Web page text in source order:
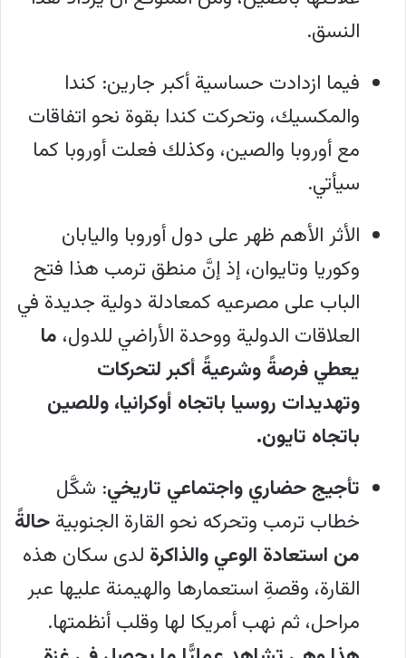
النسق.
فيما ازدادت حساسية أكبر جارين: كندا
والمكسيك، وتحركت كندا بقوة نحو اتفاقات
مع أوروبا والصين، وكذلك فعلت أوروبا كما
سيأتي.
الأثر الأهم ظهر على دول أوروبا واليابان
وكوريا وتايوان، إذ إنَّ منطق ترمب هذا فتح
الباب على مصرعيه كمعادلة دولية جديدة في
العلاقات الدولية ووحدة الأراضي للدول، ما
يعطي فرصةً وشرعيةً أكبر لتحركات
وتهديدات روسيا باتجاه أوكرانيا، وللصين
باتجاه تايون.
تأجيج حضاري واجتماعي تاريخي: شكَّل
خطاب ترمب وتحركه نحو القارة الجنوبية حالةً
من استعادة الوعي والذاكرة لدى سكان هذه
القارة، وقصةِ استعمارها والهيمنة عليها عبر
مراحل، ثم نهب أمريكا لها وقلب أنظمتها.